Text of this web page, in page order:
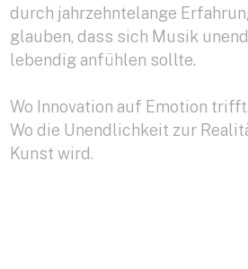
durch jahrzehntelange
glauben, dass sich Musik
lebendig anfühlen sollte.
Wo Innovation auf Emotion
Wo die Unendlichkeit zur
Kunst wird.